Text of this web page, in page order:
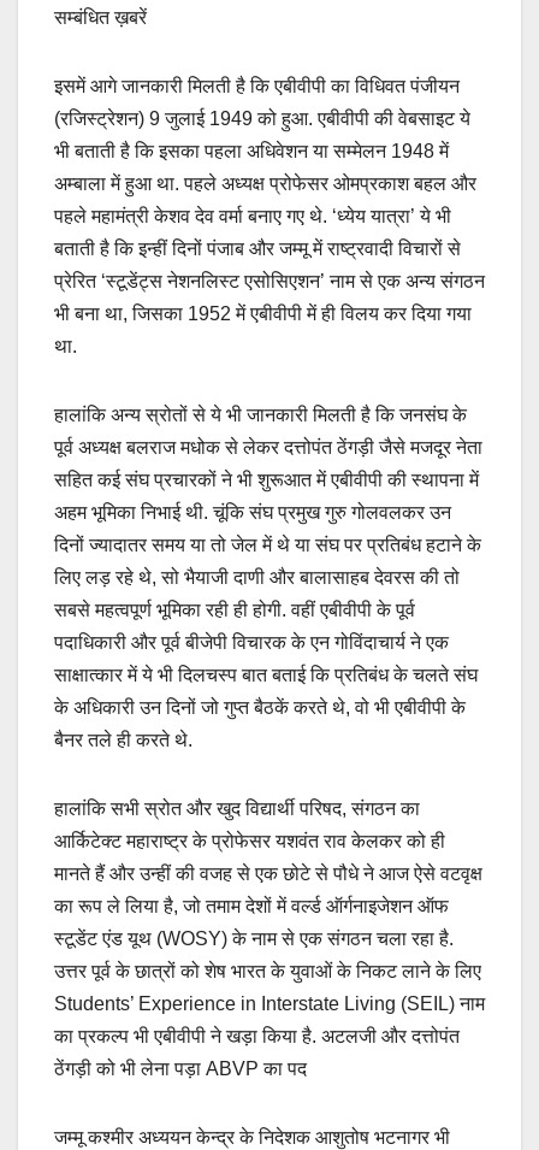
सम्बंधित ख़बरें
इसमें आगे जानकारी मिलती है कि एबीवीपी का विधिवत पंजीयन
(रजिस्ट्रेशन) 9 जुलाई 1949 को हुआ. एबीवीपी की वेबसाइट ये
भी बताती है कि इसका पहला अधिवेशन या सम्मेलन 1948 में
अम्बाला में हुआ था. पहले अध्यक्ष प्रोफेसर ओमप्रकाश बहल और
पहले महामंत्री केशव देव वर्मा बनाए गए थे. ‘ध्येय यात्रा’ ये भी
बताती है कि इन्हीं दिनों पंजाब और जम्मू में राष्ट्रवादी विचारों से
प्रेरित ‘स्टूडेंट्स नेशनलिस्ट एसोसिएशन’ नाम से एक अन्य संगठन
भी बना था, जिसका 1952 में एबीवीपी में ही विलय कर दिया गया
था.
हालांकि अन्य स्रोतों से ये भी जानकारी मिलती है कि जनसंघ के
पूर्व अध्यक्ष बलराज मधोक से लेकर दत्तोपंत ठेंगड़ी जैसे मजदूर नेता
सहित कई संघ प्रचारकों ने भी शुरूआत में एबीवीपी की स्थापना में
अहम भूमिका निभाई थी. चूंकि संघ प्रमुख गुरु गोलवलकर उन
दिनों ज्यादातर समय या तो जेल में थे या संघ पर प्रतिबंध हटाने के
लिए लड़ रहे थे, सो भैयाजी दाणी और बालासाहब देवरस की तो
सबसे महत्वपूर्ण भूमिका रही ही होगी. वहीं एबीवीपी के पूर्व
पदाधिकारी और पूर्व बीजेपी विचारक के एन गोविंदाचार्य ने एक
साक्षात्कार में ये भी दिलचस्प बात बताई कि प्रतिबंध के चलते संघ
के अधिकारी उन दिनों जो गुप्त बैठकें करते थे, वो भी एबीवीपी के
बैनर तले ही करते थे.
हालांकि सभी स्रोत और खुद विद्यार्थी परिषद, संगठन का
आर्किटेक्ट महाराष्ट्र के प्रोफेसर यशवंत राव केलकर को ही
मानते हैं और उन्हीं की वजह से एक छोटे से पौधे ने आज ऐसे वटवृक्ष
का रूप ले लिया है, जो तमाम देशों में वर्ल्ड ऑर्गनाइजेशन ऑफ
स्टूडेंट एंड यूथ (WOSY) के नाम से एक संगठन चला रहा है.
उत्तर पूर्व के छात्रों को शेष भारत के युवाओं के निकट लाने के लिए
Students’ Experience in Interstate Living (SEIL) नाम
का प्रकल्प भी एबीवीपी ने खड़ा किया है. अटलजी और दत्तोपंत
ठेंगड़ी को भी लेना पड़ा ABVP का पद
जम्मू कश्मीर अध्ययन केन्द्र के निदेशक आशुतोष भटनागर भी